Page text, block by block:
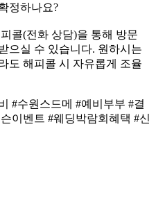
정하나요?
콜(전화 상담)을 통해 방문
으실 수 있습니다. 원하시는
도 해피콜 시 자유롭게 조율
#수원스드메 #예비부부 #결
이벤트 #웨딩박람회혜택 #신